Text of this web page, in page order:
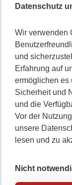
Datenschutz
Wir verwenden
und
Erfahrung auf
ermöglichen es
Sicherheit und
und die
Vor der
unsere
lesen und zu
Nicht
Webagentur
Webdesign
Individuelle
WordPress
Google Fonts –
Java
WordPress Plugin